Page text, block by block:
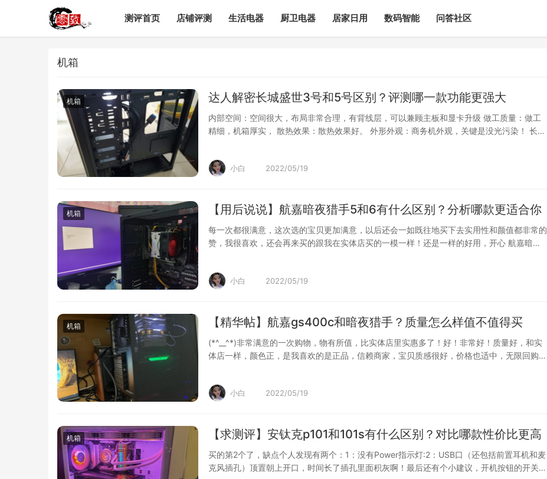
测评首页 店铺评测 生活电器 厨卫电器 居家日用 数码智能 问答社区
机箱
机箱 达人解密长城盛世3号和5号区别？评测哪一款功能更强大
内部空间：空间很大，布局非常合理，有背线层，可以兼顾主板和显卡升级 做工质量：做工
精细，机箱厚实， 散热效果：散热效果好。 外形外观：商务机外观，关键是没光污染！ 长城
小白 2022/05/19
机箱 【用后说说】航嘉暗夜猎手5和6有什么区别？分析哪款更适合你
每一次都很满意，这次选的宝贝更加满意，以后还会一如既往地买下去实用性和颜值都非常的
赞，我很喜欢，还会再来买的跟我在实体店买的一模一样！还是一样的好用，开心 航嘉暗夜
小白 2022/05/19
机箱 【精华帖】航嘉gs400c和暗夜猎手？质量怎么样值不值得买
(*^__^*)非常满意的一次购物，物有所值，比实体店里实惠多了！好！非常好！质量好，和实
体店一样，颜色正，是我喜欢的是正品，信赖商家，宝贝质感很好，价格也适中，无限回购！
小白 2022/05/19
机箱 【求测评】安钛克p101和101s有什么区别？对比哪款性价比更高
买的第2个了，缺点个人发现有两个：1：没有Power指示灯:2：USB口（还包括前置耳机和麦
克风插孔）顶置朝上开口，时间长了插孔里面积灰啊！最后还有个小建议，开机按钮的开关按